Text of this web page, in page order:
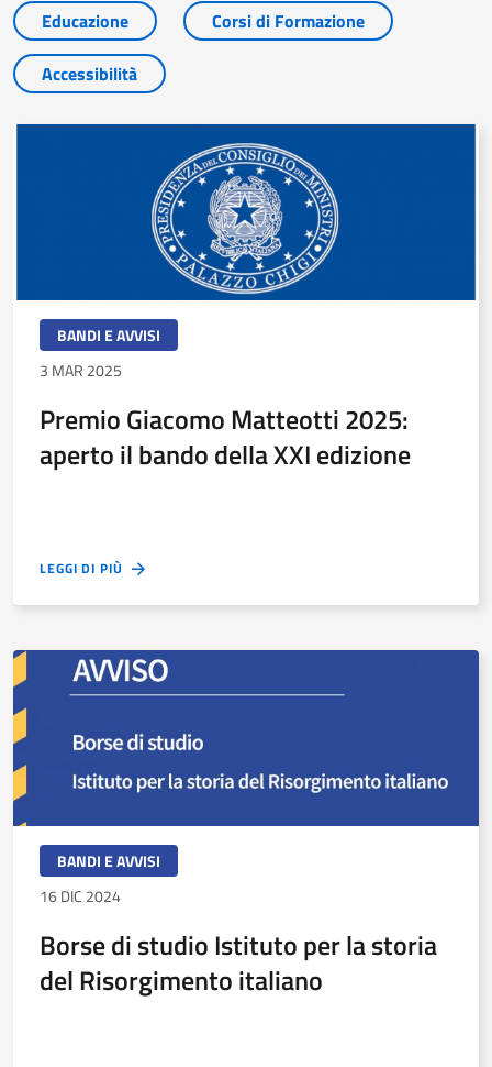
Educazione
Corsi di Formazione
Accessibilità
BANDI E AVVISI
3 MAR 2025
Premio Giacomo Matteotti 2025:
aperto il bando della XXI edizione
LEGGI DI PIÙ
BANDI E AVVISI
16 DIC 2024
Borse di studio Istituto per la storia
del Risorgimento italiano